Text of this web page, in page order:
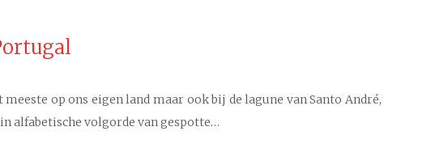
op ons eigen land maar ook bij de lagune van Santo André,
alfabetische volgorde van gespotte…